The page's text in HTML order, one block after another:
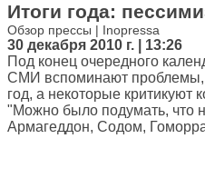
Итоги года:
Обзор прессы | Inopressa
30 декабря 2010 г. | 13:26
Под конец очередного
СМИ вспоминают проблемы,
год, а некоторые критикуют
"Можно было подумать, что
Армагеддон, Содом,